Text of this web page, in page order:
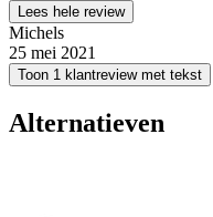
Lees hele review
Michels
25 mei 2021
Toon 1 klantreview met tekst
Alternatieven